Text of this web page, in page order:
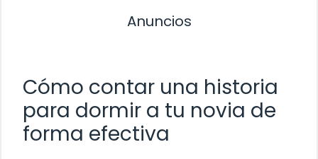
Anuncios
Cómo contar una historia
para dormir a tu novia de
forma efectiva